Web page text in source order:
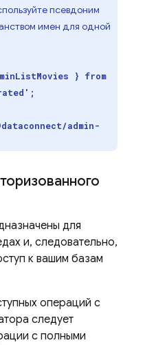
псевдоним
имен для одной
} from
admin-
для
и, следовательно,
к вашим базам
операций с
следует
с полными